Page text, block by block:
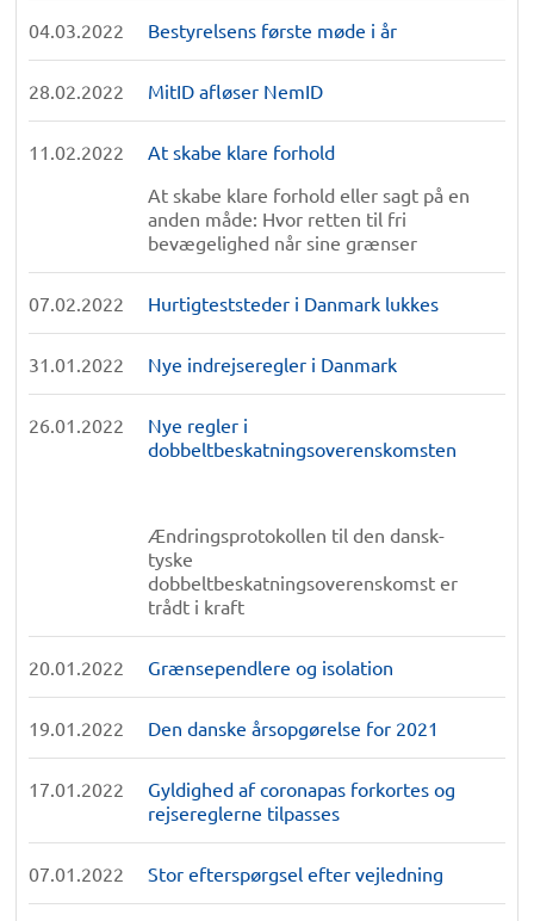
04.03.2022 Bestyrelsens første møde i år
28.02.2022 MitID afløser NemID
11.02.2022
At skabe klare forhold
At skabe klare forhold eller sagt på en
anden måde: Hvor retten til fri
bevægelighed når sine grænser
07.02.2022 Hurtigteststeder i Danmark lukkes
31.01.2022 Nye indrejseregler i Danmark
26.01.2022
Nye regler i
dobbeltbeskatningsoverenskomsten
Ændringsprotokollen til den dansk-
tyske
dobbeltbeskatningsoverenskomst er
trådt i kraft
20.01.2022 Grænsependlere og isolation
19.01.2022 Den danske årsopgørelse for 2021
17.01.2022
Gyldighed af coronapas forkortes og
rejsereglerne tilpasses
07.01.2022 Stor efterspørgsel efter vejledning